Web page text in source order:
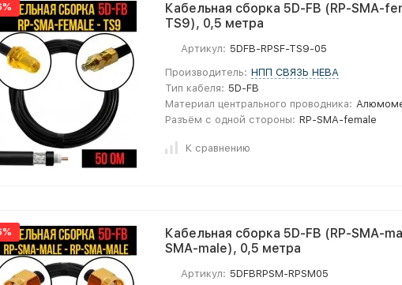
Кабельная сборка 5D-FB (RP-SMA-
TS9), 0,5 метра
Артикул: 5DFB-RPSF-TS9-05
Производитель: НПП СВЯЗЬ НЕВА
Тип кабеля: 5D-FB
Материал центрального проводника:
Разъём с одной стороны: RP-SMA-female
К сравнению
Кабельная сборка 5D-FB (RP-SMA-
SMA-male), 0,5 метра
Артикул: 5DFBRPSM-RPSM05